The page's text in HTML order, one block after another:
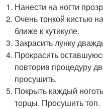
Нанести на ногти
Очень тонкой кистью
ближе к кутикуле.
Закрасить лунку
Прокрасить
повторив процедуру
просушить.
Покрыть каждый
торцы. Просушить топ.